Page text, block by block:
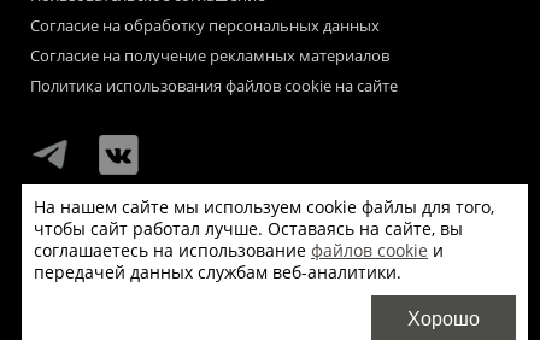
Согласие на обработку персональных данных
Согласие на получение рекламных материалов
Политика использования файлов cookie на сайте
Мы используем файлы «cookie» для функционирования сайта.
Если Вас это не устраивает, пожалуйста, покиньте сайт.
На нашем сайте мы используем cookie файлы для того,
чтобы сайт работал лучше. Оставаясь на сайте, вы
соглашаетесь на использование файлов cookie и
передачей данных службам веб-аналитики.
Хорошо